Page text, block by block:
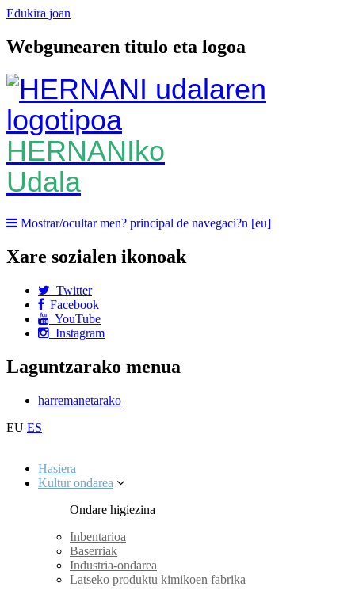
Edukira joan
Webgunearen titulo eta logoa
HERNANIko
Udala
Mostrar/ocultar men? principal de navegaci?n [eu]
Xare sozialen ikonoak
Twitter
Facebook
YouTube
Instagram
Laguntzarako menua
harremanetarako
EU ES
Hasiera
Kultur ondarea
Ondare higiezina
Inbentarioa
Baserriak
Industria-ondarea
Latseko produktu kimikoen fabrika